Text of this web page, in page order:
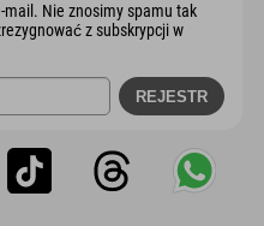
Nie znosimy spamu tak
z subskrypcji w